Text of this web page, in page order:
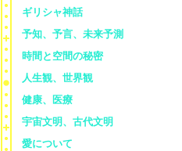
ギリシャ神話
予知、予言、未来予測
時間と空間の秘密
人生観、世界観
健康、医療
宇宙文明、古代文明
愛について